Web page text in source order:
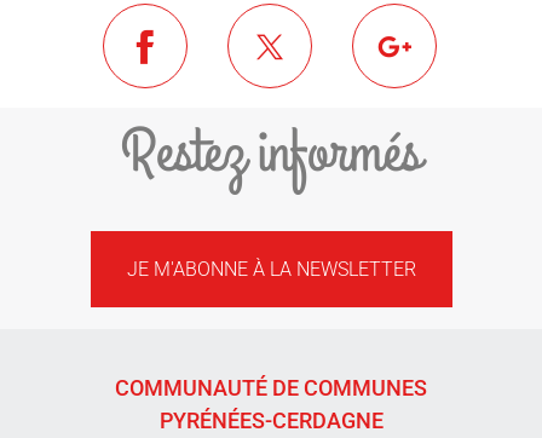
Restez informés
JE M'ABONNE À LA NEWSLETTER
COMMUNAUTÉ DE COMMUNES
PYRÉNÉES-CERDAGNE